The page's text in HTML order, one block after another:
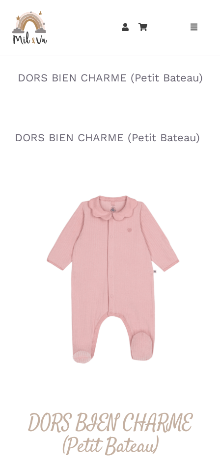
contenu
DORS BIEN CHARME (Petit Bateau)
DORS BIEN CHARME (Petit Bateau)
DORS BIEN CHARME
(Petit Bateau)